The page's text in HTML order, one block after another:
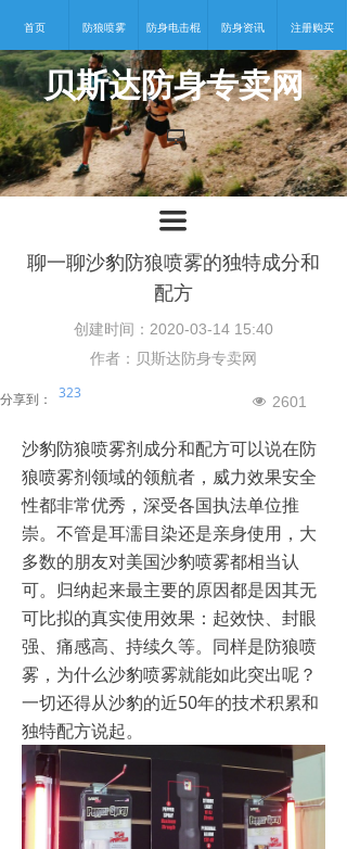
贝斯达防身专卖网
首页 防狼喷雾 防身电击棍 防身资讯 注册购买
넡
聊一聊沙豹防狼喷雾的独特成分和
配方
沙豹防狼喷雾剂成分和配方可以说在防
狼喷雾剂领域的领航者，威力效果安全
性都非常优秀，深受各国执法单位推
崇。不管是耳濡目染还是亲身使用，大
多数的朋友对美国沙豹喷雾都相当认
可。归纳起来最主要的原因都是因其无
可比拟的真实使用效果：起效快、封眼
强、痛感高、持续久等。同样是防狼喷
雾，为什么沙豹喷雾就能如此突出呢？
一切还得从沙豹的近50年的技术积累和
独特配方说起。
넶 2601
分享到： 323
创建时间： 2020-03-14 15:40
作者：贝斯达防身专卖网
끀